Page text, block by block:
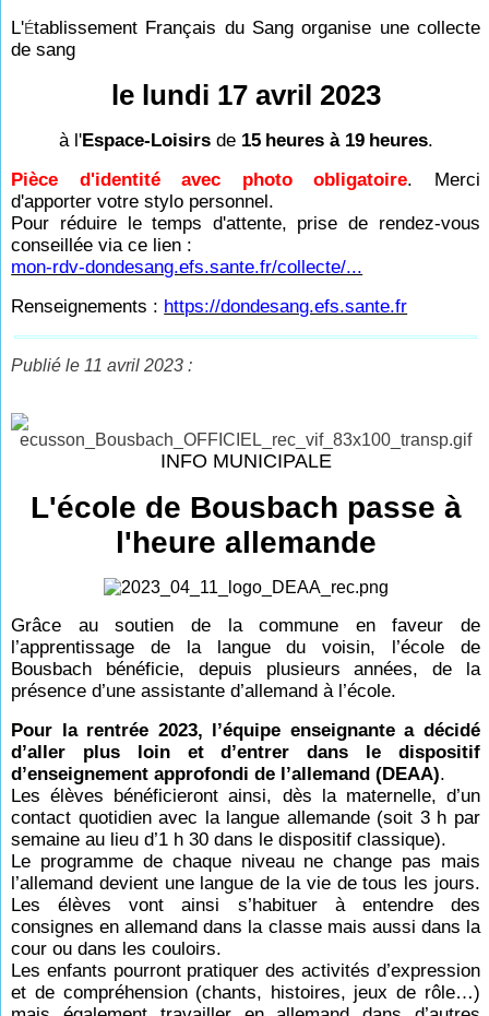
L'Établissement Français du Sang organise une collecte
de sang
le lundi 17 avril 2023
à l'Espace-Loisirsde 15 heures à 19 heures.
Pièce d'identité avec photo obligatoire. Merci
d'apporter votre stylo personnel.
Pour réduire le temps d'attente, prise de rendez-vous
conseillée via ce lien :
mon-rdv-dondesang.efs.sante.fr/collecte/...
Renseignements : https://dondesang.efs.sante.fr
Publié le 11 avril 2023 :
INFO MUNICIPALE
L'école de Bousbach passe à
l'heure allemande
Grâce au soutien de la commune en faveur de
l’apprentissage de la langue du voisin, l’école de
Bousbach bénéficie, depuis plusieurs années, de la
présence d’une assistante d’allemand à l’école.
Pour la rentrée 2023, l’équipe enseignante a décidé
d’aller plus loin et d’entrer dans le dispositif
d’enseignement approfondi de l’allemand (DEAA).
Les élèves bénéficieront ainsi, dès la maternelle, d’un
contact quotidien avec la langue allemande (soit 3 h par
semaine au lieu d’1 h 30 dans le dispositif classique).
Le programme de chaque niveau ne change pas mais
l’allemand devient une langue de la vie de tous les jours.
Les élèves vont ainsi s’habituer à entendre des
consignes en allemand dans la classe mais aussi dans la
cour ou dans les couloirs.
Les enfants pourront pratiquer des activités d’expression
et de compréhension (chants, histoires, jeux de rôle…)